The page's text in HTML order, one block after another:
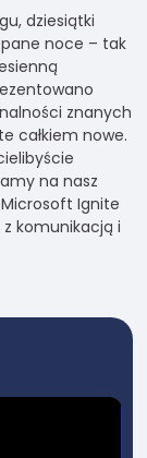
dziesiątki
noce – tak
znanych
całkiem nowe.
na nasz
Ignite
komunikacją i
i